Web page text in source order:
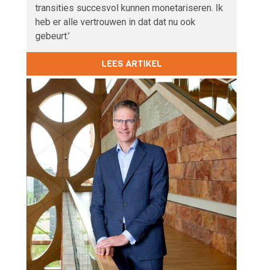
transities succesvol kunnen monetariseren. Ik
heb er alle vertrouwen in dat dat nu ook
gebeurt.’
LEES ARTIKEL